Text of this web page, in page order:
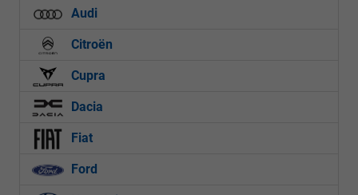
Audi
Citroën
Cupra
Dacia
Fiat
Ford